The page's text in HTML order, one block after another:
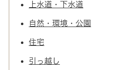
上水道・下水道
自然・環境・公園
住宅
引っ越し